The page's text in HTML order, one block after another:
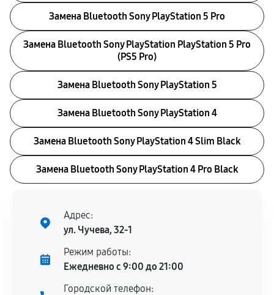
Замена Bluetooth Sony PlayStation 5 Pro
Замена Bluetooth Sony PlayStation PlayStation 5 Pro
(PS5 Pro)
Замена Bluetooth Sony PlayStation 5
Замена Bluetooth Sony PlayStation 4
Замена Bluetooth Sony PlayStation 4 Slim Black
Замена Bluetooth Sony PlayStation 4 Pro Black
Адрес:
ул. Чучева, 32-1
Режим работы:
Ежедневно с 9:00 до 21:00
Городской телефон: